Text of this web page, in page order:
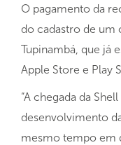
O pagamento da
do cadastro de um
Tupinambá, que já
Apple Store e Play
“A chegada da
desenvolvimento
mesmo tempo em